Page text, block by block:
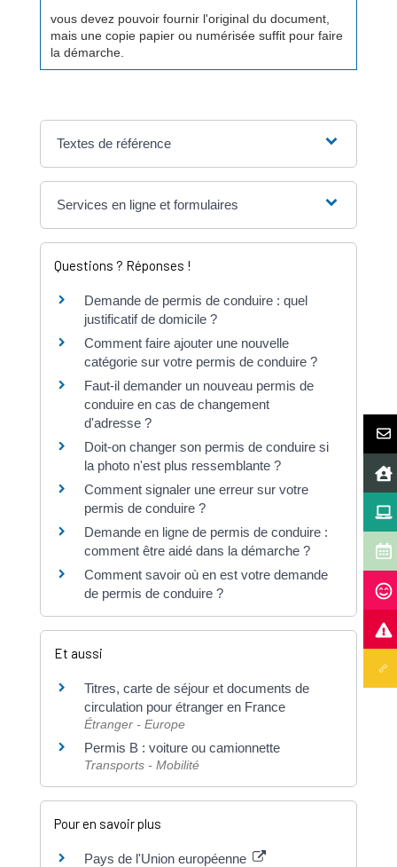
vous devez pouvoir fournir l'original du document,
mais une copie papier ou numérisée suffit pour faire
la démarche.
Textes de référence
Services en ligne et formulaires
Questions ? Réponses !
Demande de permis de conduire : quel
justificatif de domicile ?
Comment faire ajouter une nouvelle
catégorie sur votre permis de conduire ?
Faut-il demander un nouveau permis de
conduire en cas de changement
d'adresse ?
Doit-on changer son permis de conduire si
la photo n'est plus ressemblante ?
Comment signaler une erreur sur votre
permis de conduire ?
Demande en ligne de permis de conduire :
comment être aidé dans la démarche ?
Comment savoir où en est votre demande
de permis de conduire ?
Et aussi
Titres, carte de séjour et documents de
circulation pour étranger en France
Étranger - Europe
Permis B : voiture ou camionnette
Transports - Mobilité
Pour en savoir plus
Pays de l'Union européenne